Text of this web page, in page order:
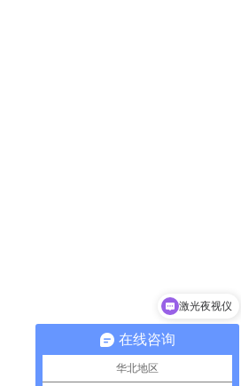
在线咨询
华北地区
激光夜视仪